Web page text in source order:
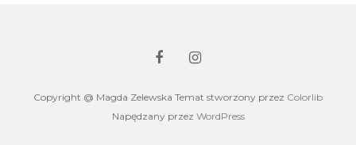
Copyright @ Magda Zelewska Temat stworzony przez Colorlib
Napędzany przez WordPress